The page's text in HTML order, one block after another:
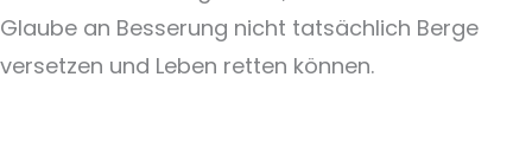
Glaube an Besserung nicht tatsächlich Berge
versetzen und Leben retten können.